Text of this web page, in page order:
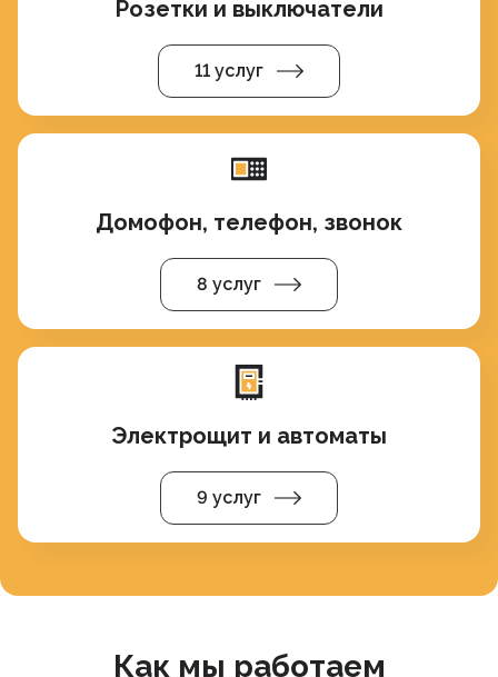
Розетки и выключатели
11 услуг
Домофон, телефон, звонок
8 услуг
Электрощит и автоматы
9 услуг
Как мы работаем